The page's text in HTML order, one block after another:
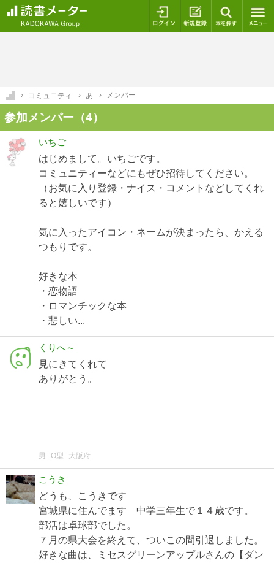
ログイン 新規登録
コミュニティ あ メンバー
参加メンバー（4）
いちご
はじめまして。いちごです。
コミュニティーなどにもぜひ招待してください。
（お気に入り登録・ナイス・コメントなどしてくれ
ると嬉しいです）
気に入ったアイコン・ネームが決まったら、かえる
つもりです。
好きな本
・恋物語
・ロマンチックな本
・悲しい...
くりへ～
見にきてくれて
ありがとう。
男 O型 大阪府
こうき
どうも、こうきです
宮城県に住んでます 中学三年生で１４歳です。
部活は卓球部でした。
７月の県大会を終えて、ついこの間引退しました。
好きな曲は、ミセスグリーンアップルさんの【ダン